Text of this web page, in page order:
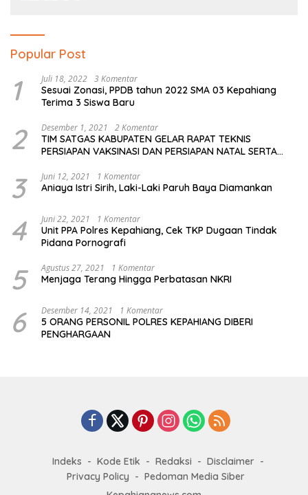
Popular Post
1 Juli 18, 2022 3 Komentar
Sesuai Zonasi, PPDB tahun 2022 SMA 03 Kepahiang
Terima 3 Siswa Baru
2 Desember 1, 2021 2 Komentar
TIM SATGAS KABUPATEN GELAR RAPAT TEKNIS
PERSIAPAN VAKSINASI DAN PERSIAPAN NATAL SERTA
3 Juni 12, 2021 1 Komentar
Aniaya Istri Sirih, Laki-Laki Paruh Baya Diamankan
4 Juni 22, 2021 1 Komentar
Unit PPA Polres Kepahiang, Cek TKP Dugaan Tindak
Pidana Pornografi
5 Agustus 27, 2021 1 Komentar
Menjaga Terang Hingga Perbatasan NKRI
6 Desember 14, 2021 1 Komentar
5 ORANG PERSONIL POLRES KEPAHIANG DIBERI
PENGHARGAAN
Indeks Kode Etik Redaksi
Disclaimer
Privacy Policy
Pedoman Media Siber